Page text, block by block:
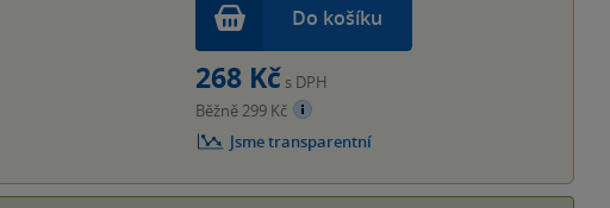
Do košíku
268 Kč s DPH
Běžně 299 Kč
Jsme transparentní